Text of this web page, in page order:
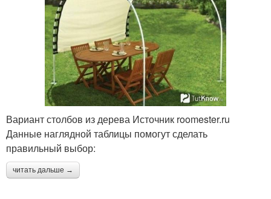
Вариант столбов из дерева Источник roomester.ru
Данные наглядной таблицы помогут сделать
правильный выбор:
читать дальше →